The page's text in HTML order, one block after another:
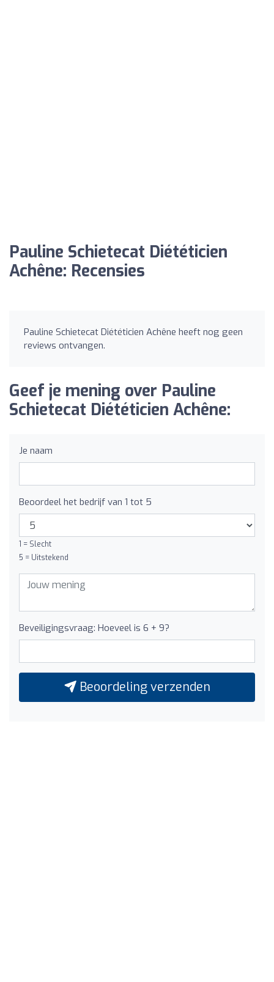
Pauline Schietecat Diététicien
Achêne: Recensies
Pauline Schietecat Diététicien Achêne heeft nog geen
reviews ontvangen.
Geef je mening over Pauline
Schietecat Diététicien Achêne:
Je naam
Beoordeel het bedrijf van 1 tot 5
1 = Slecht
5 = Uitstekend
Beveiligingsvraag: Hoeveel is 6 + 9?
Beoordeling verzenden